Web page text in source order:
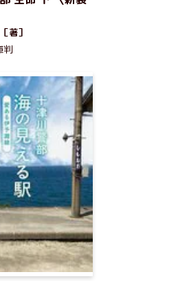
著］
判